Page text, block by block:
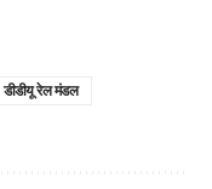
डीडीयू रेल मंडल